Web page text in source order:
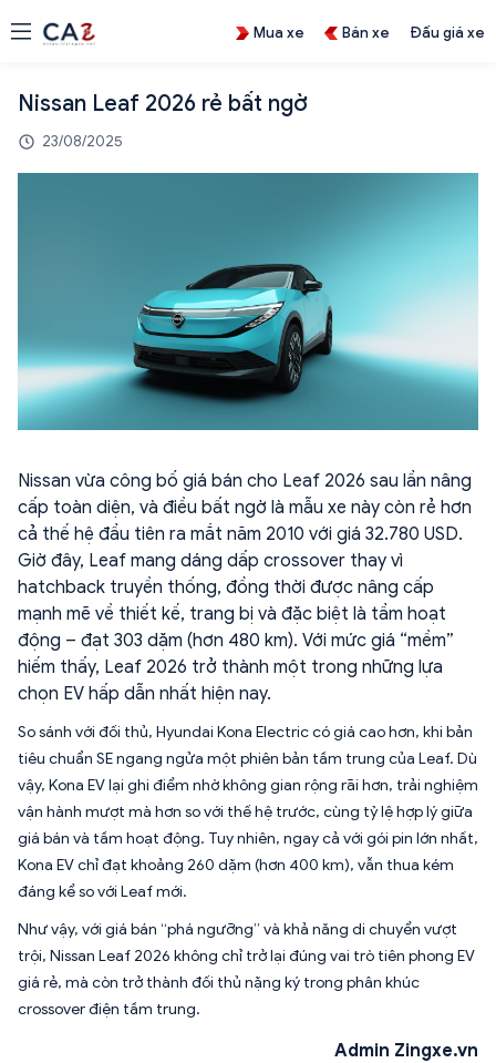
Mua xe Bán xe Đấu giá xe
Nissan Leaf 2026 rẻ bất ngờ
23/08/2025
Nissan vừa công bố giá bán cho Leaf 2026 sau lần nâng
cấp toàn diện, và điều bất ngờ là mẫu xe này còn rẻ hơn
cả thế hệ đầu tiên ra mắt năm 2010 với giá 32.780 USD.
Giờ đây, Leaf mang dáng dấp crossover thay vì
hatchback truyền thống, đồng thời được nâng cấp
mạnh mẽ về thiết kế, trang bị và đặc biệt là tầm hoạt
động – đạt 303 dặm (hơn 480 km). Với mức giá “mềm”
hiếm thấy, Leaf 2026 trở thành một trong những lựa
chọn EV hấp dẫn nhất hiện nay.
So sánh với đối thủ, Hyundai Kona Electric có giá cao hơn, khi bản
tiêu chuẩn SE ngang ngửa một phiên bản tầm trung của Leaf. Dù
vậy, Kona EV lại ghi điểm nhờ không gian rộng rãi hơn, trải nghiệm
vận hành mượt mà hơn so với thế hệ trước, cùng tỷ lệ hợp lý giữa
giá bán và tầm hoạt động. Tuy nhiên, ngay cả với gói pin lớn nhất,
Kona EV chỉ đạt khoảng 260 dặm (hơn 400 km), vẫn thua kém
đáng kể so với Leaf mới.
Như vậy, với giá bán “phá ngưỡng” và khả năng di chuyển vượt
trội, Nissan Leaf 2026 không chỉ trở lại đúng vai trò tiên phong EV
giá rẻ, mà còn trở thành đối thủ nặng ký trong phân khúc
crossover điện tầm trung.
Admin Zingxe.vn